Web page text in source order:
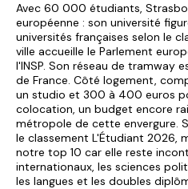
Avec 60 000 étudiants,
européenne : son université
universités françaises selon le
ville accueille le Parlement
l'INSP. Son réseau de tramway
de France. Côté logement,
un studio et 300 à 400 euros
colocation, un budget encore
métropole de cette envergure.
le classement L'Étudiant 2026,
notre top 10 car elle reste
internationaux, les sciences
les langues et les doubles